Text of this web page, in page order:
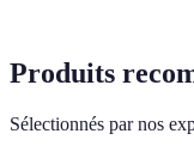
Produits
Sélectionnés par nos